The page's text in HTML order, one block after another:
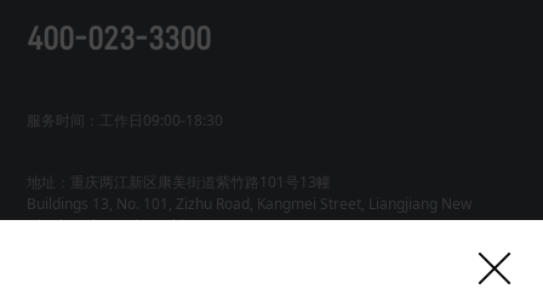
400-023-3300
服务时间：工作日09:00-18:30
地址：重庆两江新区康美街道紫竹路101号13幢
Buildings 13, No. 101, Zizhu Road, Kangmei Street, Liangjiang New